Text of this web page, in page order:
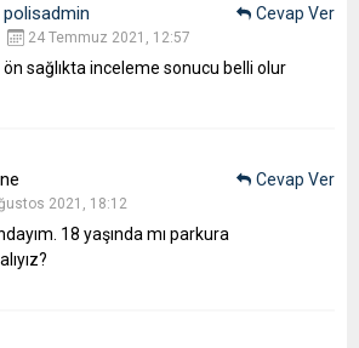
polisadmin
24 Temmuz 2021, 12:57
ön sağlıkta inceleme sonucu belli olur
Cevap Ver
2021, 18:12
18 yaşında mı parkura
Cevap Ver